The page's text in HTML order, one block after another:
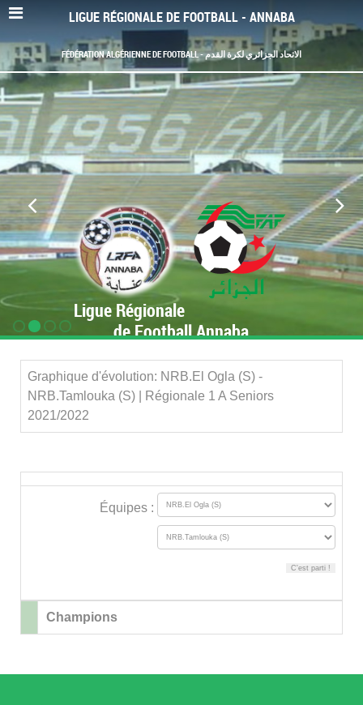
LIGUE RÉGIONALE DE FOOTBALL - ANNABA
FÉDÉRATION ALGÉRIENNE DE FOOTBALL - الاتحاد الجزائري لكرة القدم
Ligue Régionale
de Football Annaba
Graphique d'évolution: NRB.El Ogla (S) -
NRB.Tamlouka (S) | Régionale 1 A Seniors
2021/2022
Équipes :
Champions